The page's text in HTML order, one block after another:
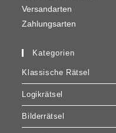
Versandarten
Zahlungsarten
Kategorien
Klassische Rätsel
Logikrätsel
Bilderrätsel